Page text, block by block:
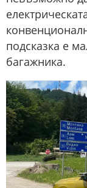
подсказка е
багажника.